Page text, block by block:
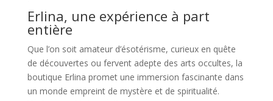
Erlina, une expérience à part
entière
Que l’on soit amateur d’ésotérisme, curieux en quête
de découvertes ou fervent adepte des arts occultes, la
boutique Erlina promet une immersion fascinante dans
un monde empreint de mystère et de spiritualité.